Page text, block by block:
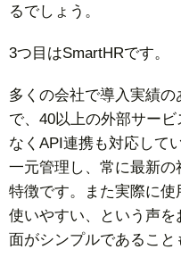
るでしょう。
3つ目はSmartHRです。
多くの会社で導入実績
で、40以上の外部サー
なくAPI連携も対応して
一元管理し、常に最新
特徴です。また実際に
使いやすい、という声
面がシンプルであること